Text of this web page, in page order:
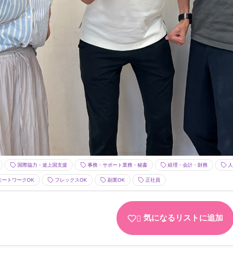
国際協力・途上国支援 事務・サポート業務・秘書 経理・会計・財務
ートワークOK フレックスOK 副業OK 正社員
気になるリストに追加